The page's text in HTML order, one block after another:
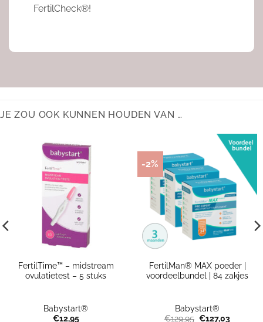
FertilCheck®!
JE ZOU OOK KUNNEN HOUDEN VAN …
FertilTime™ – midstream
ovulatietest – 5 stuks
Babystart®
€12,95
-2%
FertilMan® MAX poeder |
voordeelbundel | 84 zakjes
Babystart®
€129,95 Oorspronkelijke
€127,03